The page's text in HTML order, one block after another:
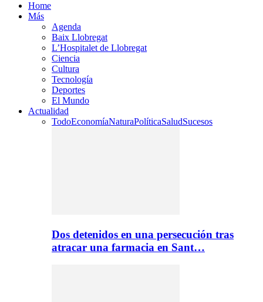
Home
Más
Agenda
Baix Llobregat
L’Hospitalet de Llobregat
Ciencia
Cultura
Tecnología
Deportes
El Mundo
Actualidad
TodoEconomíaNaturaPolíticaSaludSucesos
Dos detenidos en una persecución tras
atracar una farmacia en Sant…